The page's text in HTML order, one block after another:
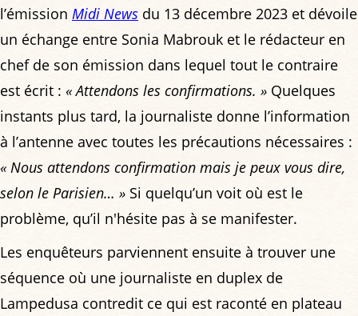
l’émission Midi News du 13 décembre 2023 et dévoile
un échange entre Sonia Mabrouk et le rédacteur en
chef de son émission dans lequel tout le contraire
est écrit : « Attendons les confirmations. » Quelques
instants plus tard, la journaliste donne l’information
à l’antenne avec toutes les précautions nécessaires :
« Nous attendons confirmation mais je peux vous dire,
selon le Parisien… » Si quelqu’un voit où est le
problème, qu’il n'hésite pas à se manifester.
Les enquêteurs parviennent ensuite à trouver une
séquence où une journaliste en duplex de
Lampedusa contredit ce qui est raconté en plateau